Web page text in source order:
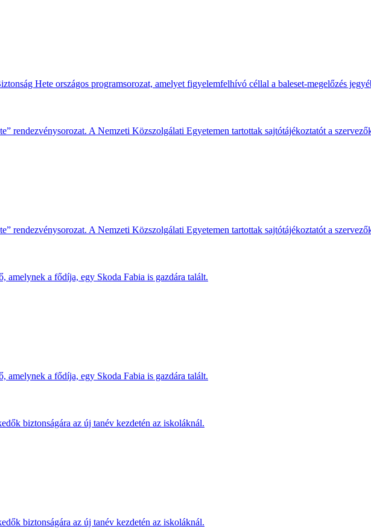
Hete országos programsorozat, amelyet figyelemfelhívó céllal a baleset-megelőzés
rendezvénysorozat. A Nemzeti Közszolgálati Egyetemen tartottak sajtótájékoztatót a
rendezvénysorozat. A Nemzeti Közszolgálati Egyetemen tartottak sajtótájékoztatót a
amelynek a fődíja, egy Skoda Fabia is gazdára talált.
amelynek a fődíja, egy Skoda Fabia is gazdára talált.
biztonságára az új tanév kezdetén az iskoláknál.
biztonságára az új tanév kezdetén az iskoláknál.